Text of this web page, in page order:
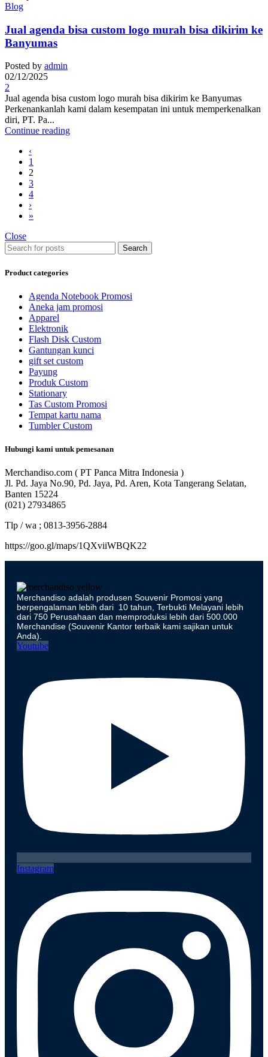
Blog
Jual agenda bisa custom logo murah bisa dikirim ke
Banyumas
Posted by admin
02/12/2025
2
Jual agenda bisa custom logo murah bisa dikirim ke Banyumas
Perkenankanlah kami dalam kesempatan ini untuk memperkenalkan
diri, PT. Pa...
Continue reading
‹
1
2
3
4
›
»
Close
Search
Product categories
Agenda Notebook Promosi
Aneka jam promosi
Apparel
Elektronik
Flash Disk Custom
Gantungan kunci
gift set custom
Payung
Produk Custom
Stationary
Tas Custom Promosi
Tempat kartu nama
Tumbler Custom
Hubungi kami untuk pemesanan
Merchandiso.com ( PT Panca Mitra Indonesia )
Jl. Pd. Jaya No.90, Pd. Jaya, Pd. Aren, Kota Tangerang Selatan,
Banten 15224
(021) 27934865
Tlp / wa ; 0813-3956-2884
https://goo.gl/maps/1QXviiWBQK22
Merchandiso adalah produsen Souvenir Promosi yang
berpengalaman lebih dari 10 tahun, Terbukti Melayani lebih
dari 750 Perusahaan dan memproduksi lebih dari 500.000
Merchandise (Souvenir Kantor terbaik kami sajikan untuk
Anda).
Youtube
Instagram